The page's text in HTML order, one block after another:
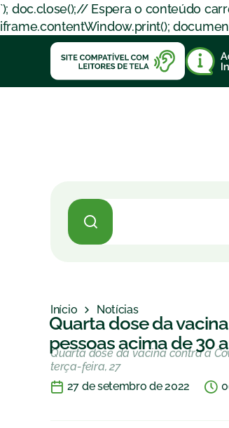
`); doc.close();// Espera o conteúdo
iframe.contentWindow.print();
Início Notícias
Quarta dose da
pessoas acima de 30
Quarta dose da vacina contra a
terça-feira, 27
27 de setembro de 2022